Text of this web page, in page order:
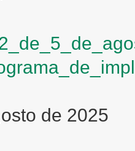
de 2025